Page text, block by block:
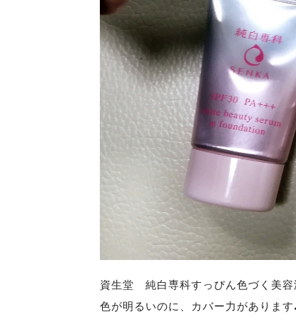
資生堂 純白専科すっぴん色づく美
色が明るいのに、カバー力がありま